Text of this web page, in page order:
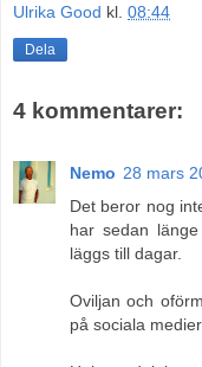
Ulrika Good kl. 08:44
Dela
4 kommentarer:
Nemo 28 mars
Det beror nog
har sedan
läggs till dagar.
Oviljan och
på sociala